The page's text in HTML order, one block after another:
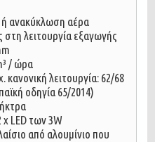
ή ανακύκλωση αέρα
λειτουργία εξαγωγής
/ ώρα
λειτουργία: 62/68
οδηγία 65/2014)
x LED των 3W
από αλουμίνιο που